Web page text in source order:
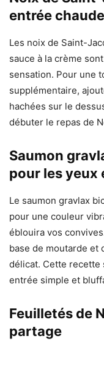
entrée
Les noix de Saint-
sauce à la crème
sensation. Pour une
supplémentaire,
hachées sur le
débuter le repas de
Saumon
pour les yeux
Le saumon gravlax
pour une couleur
éblouira vos
base de moutarde et
délicat. Cette
entrée simple et
Feuilletés de
partage